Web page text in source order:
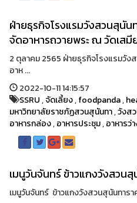
ฝ่ายธุรกิจโรงแรมวังสวนสุนั
จัดอาหารถวายพระ ณ วัดเส
2 ตุลาคม 2565 ฝ่ายธุรกิจโรงแรมวั
อาห ...
2022-10-11 14:15:57
SSRU,จัดเลี้ยง,foodpanda,
มหาวิทยาลัยราชภัฏสวนสุนันทา,วังส
อาหารกล่อง,อาหารประชุม,อาหารว่
เมนูวันจันทร์ ข้าวแกงวังสวน
เมนูวันจันทร์ ข้าวแกงวังสวนสุนันทาร